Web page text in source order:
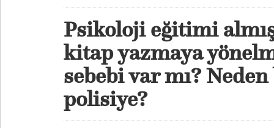
Psikoloji eğitimi
kitap yazmaya
sebebi var mı?
polisiye?